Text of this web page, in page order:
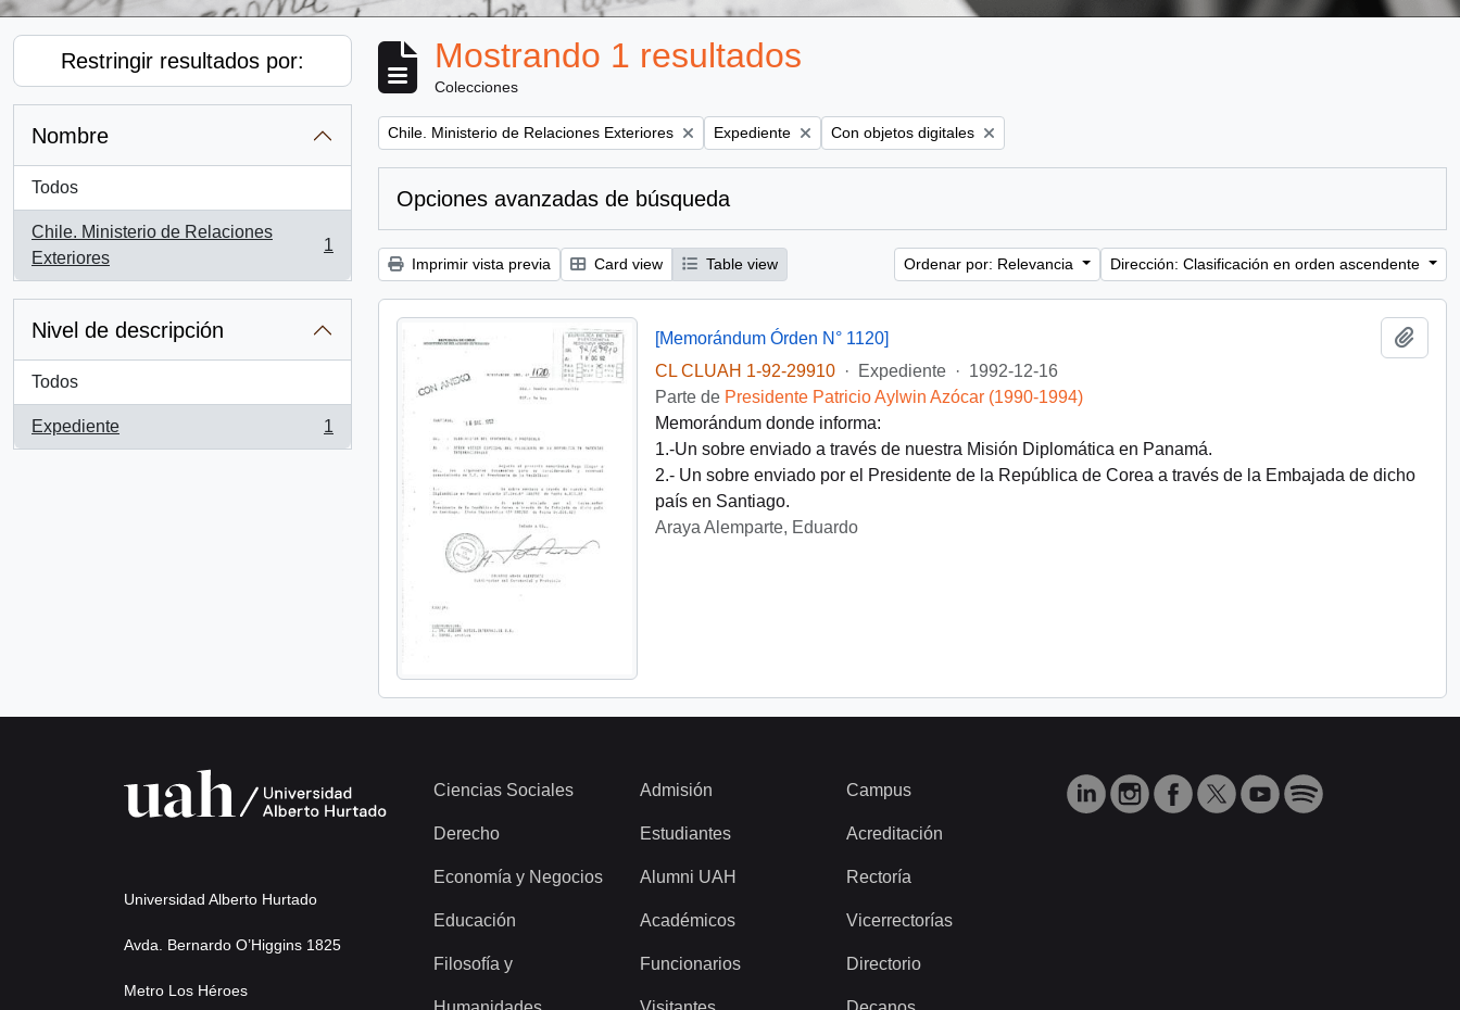
Restringir resultados por:
Nombre
Todos
Chile. Ministerio de Relaciones
Exteriores
, 1 resultados
1
Nivel de descripción
Todos
Expediente
, 1 resultados
1
Mostrando 1 resultados
Colecciones
Remove filter:
Chile. Ministerio de Relaciones Exteriores Remove filter:
Expediente Remove filter:
Con objetos digitales
Opciones avanzadas de búsqueda
Imprimir vista previa Card view Table view Ordenar por: Relevancia Dirección: Clasificación en orden ascendente
[Memorándum Órden N° 1120]
CL CLUAH 1-92-29910
· Expediente · 1992-12-16
Parte de Presidente Patricio Aylwin Azócar (1990-1994)
Memorándum donde informa:
1.-Un sobre enviado a través de nuestra Misión Diplomática en Panamá.
2.- Un sobre enviado por el Presidente de la República de Corea a través de la Embajada de dicho
país en Santiago.
Araya Alemparte, Eduardo
Universidad Alberto Hurtado
Avda. Bernardo O’Higgins 1825
Metro Los Héroes
Ciencias Sociales
Derecho
Economía y Negocios
Educación
Filosofía y
Admisión
Estudiantes
Alumni UAH
Académicos
Funcionarios
Campus
Acreditación
Rectoría
Vicerrectorías
Directorio